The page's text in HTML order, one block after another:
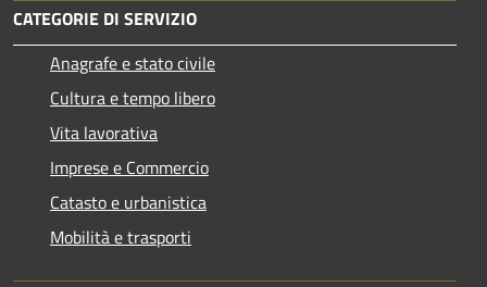
CATEGORIE DI SERVIZIO
Anagrafe e stato civile
Cultura e tempo libero
Vita lavorativa
Imprese e Commercio
Catasto e urbanistica
Mobilità e trasporti